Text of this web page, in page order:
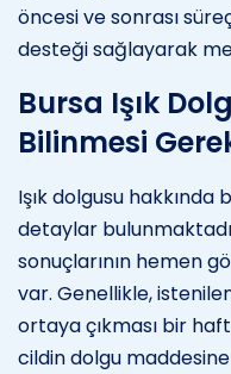
öncesi ve sonrası
desteği sağlayarak
Bursa Işık
Bilinmesi
Işık dolgusu
detaylar
sonuçlarının hemen
var. Genellikle,
ortaya çıkması bir
cildin dolgu